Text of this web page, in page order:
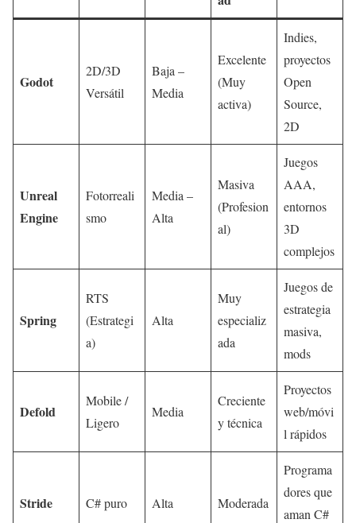
Godot
2D/3D
Versátil
Baja –
Media
Excelente
(Muy
activa)
Indies,
proyectos
Open
Source,
2D
Unreal
Engine
Fotorreali
smo
Media –
Alta
Masiva
(Profesion
al)
Juegos
AAA,
entornos
3D
complejos
Spring
RTS
(Estrategi
a)
Alta
Muy
especializ
ada
Juegos de
estrategia
masiva,
mods
Defold
Mobile /
Ligero
Media
Creciente
y técnica
Proyectos
web/móvi
l rápidos
Stride C# puro Alta Moderada
Programa
dores que
aman C#